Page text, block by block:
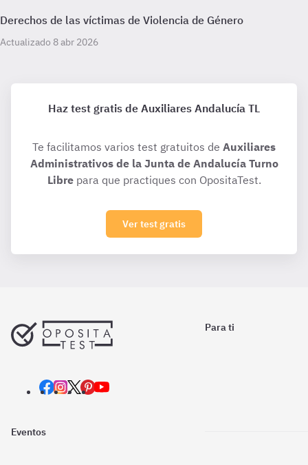
Derechos de las víctimas de Violencia de Género
Actualizado 8 abr 2026
Haz test gratis de Auxiliares Andalucía TL
Te facilitamos varios test gratuitos de Auxiliares
Administrativos de la Junta de Andalucía Turno
Librepara que practiques con OpositaTest.
Ver test gratis
Para ti
Eventos